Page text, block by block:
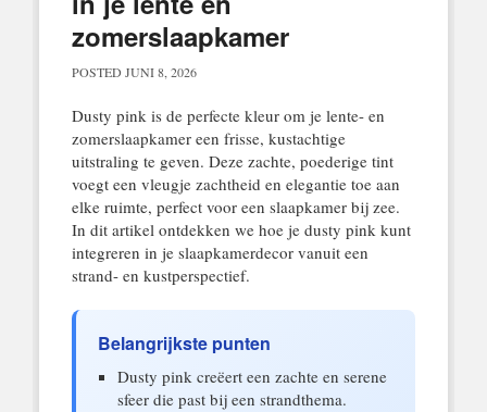
zomerslaapkamer
POSTED JUNI 8, 2026
Dusty pink is de perfecte kleur om je lente- en
zomerslaapkamer een frisse, kustachtige
uitstraling te geven. Deze zachte, poederige tint
voegt een vleugje zachtheid en elegantie toe aan
elke ruimte, perfect voor een slaapkamer bij zee.
In dit artikel ontdekken we hoe je dusty pink kunt
integreren in je slaapkamerdecor vanuit een
strand- en kustperspectief.
Belangrijkste punten
Dusty pink creëert een zachte en serene
sfeer die past bij een strandthema.